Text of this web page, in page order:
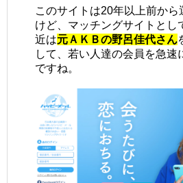
このサイトは20年以上前から
けど、マッチングサイトとし
近は元ＡＫＢの野呂佳代さん
して、若い人達の会員を急速
ですね。